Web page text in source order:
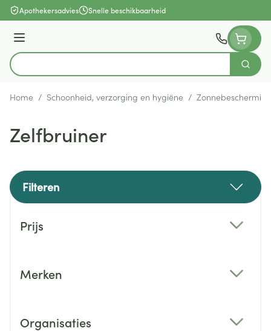
Ga naar de inhoud
Apothekersadvies Snelle beschikbaarheid
Menu
Product, merk, categorie...
Zoek
Home / Schoonheid, verzorging en hygiëne / Zonnebescherming
Zelfbruiner
Filteren
Prijs
Merken
Organisaties